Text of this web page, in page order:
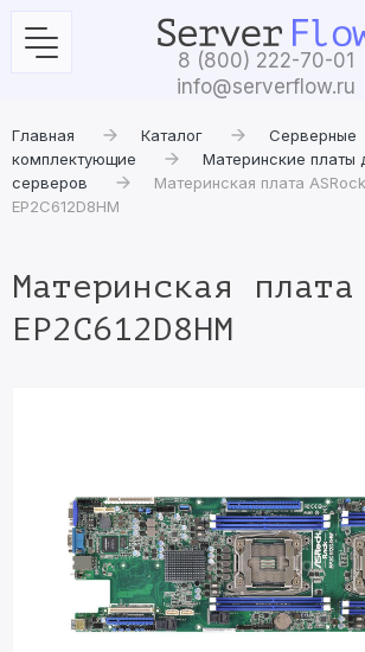
8 (800) 222-70-01
info@serverflow.ru
Главная Каталог
Серверные
комплектующие
Материнские платы
серверов
Материнская плата ASRock
EP2C612D8HM
Материнская плата
EP2C612D8HM